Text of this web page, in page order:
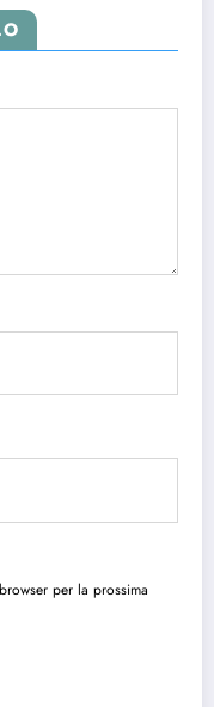
per la prossima